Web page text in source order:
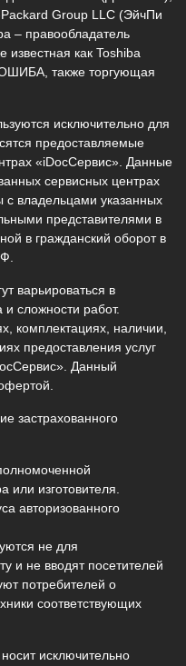
Group LLC (ЭйчПи
– правообладатель
известная как Toshiba
также торгующая
исключительно для
предоставляемые
«iDocСервис». Данные
сервисных центрах
с владельцами указанных
представителями в
в гражданский оборот в
варьироваться в
и сложности работ.
комплектациях, наличии,
предоставления услуг
Данный
застрахованного
или изготовителя.
авторизованного
не для
и не вводят посетителей
потребителей о
соответствующих
исключительно